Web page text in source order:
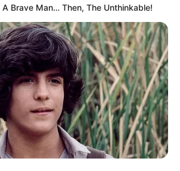
történetében ez egyben egy
is:
vezetne – miközben próbál
életében.
visszajelzést már
A Brave Man… Then, The Unthinkable!